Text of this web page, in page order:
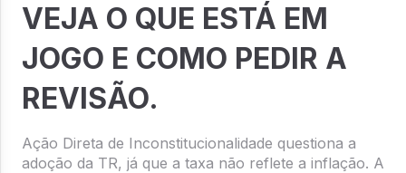
VEJA O QUE ESTÁ EM
JOGO E COMO PEDIR A
REVISÃO.
Ação Direta de Inconstitucionalidade questiona a
adoção da TR, já que a taxa não reflete a inflação. A